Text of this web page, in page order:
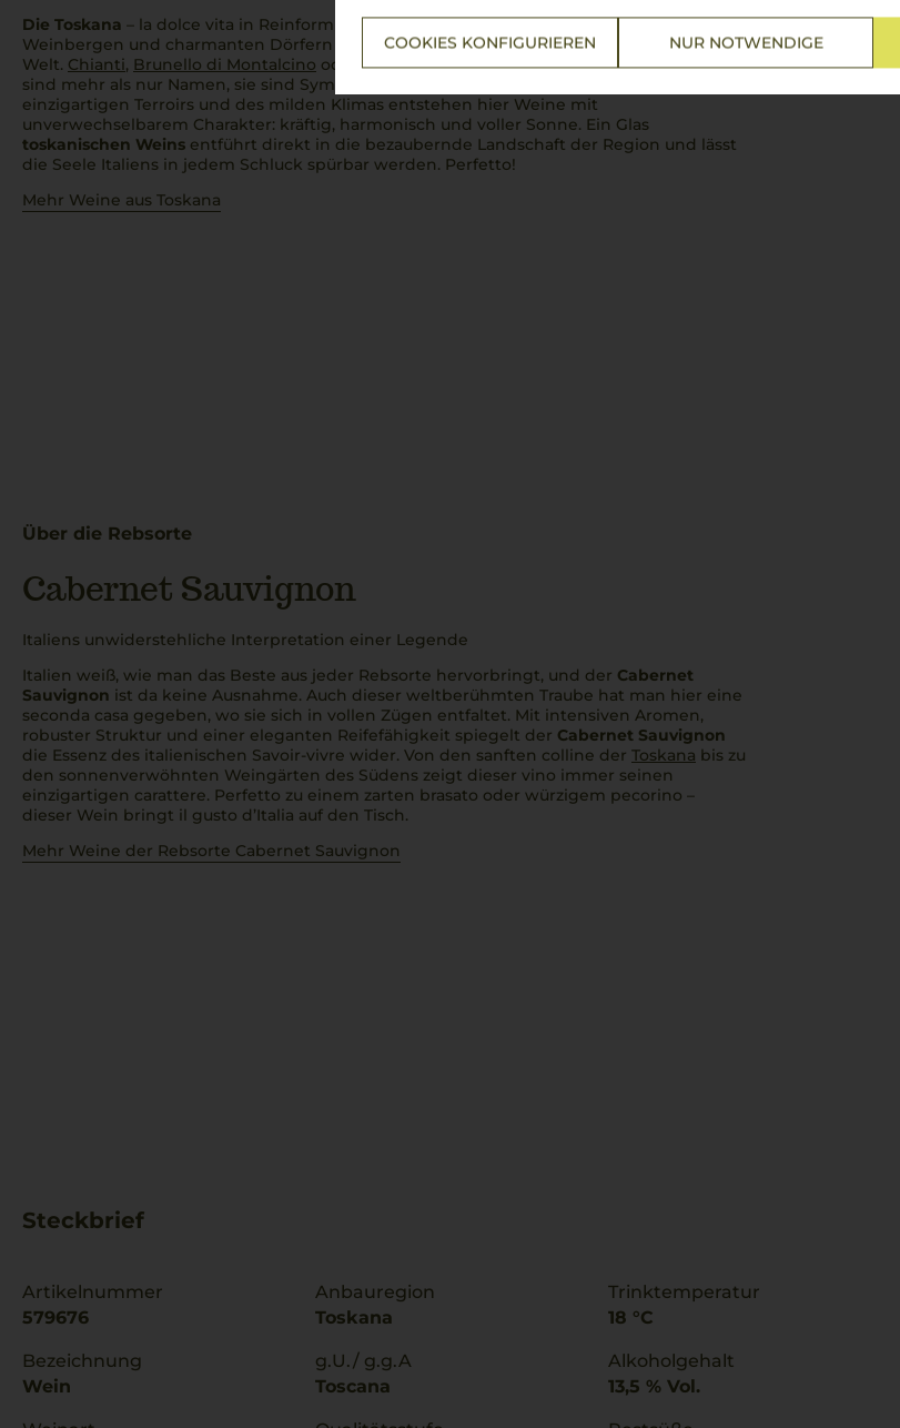
COOKIES KONFIGURIEREN NUR NOTWENDIGE
Die Toskana – la dolce vita in Reinform! Zwischen sanften Hügeln, malerischen
Weinbergen und charmanten Dörfern reifen hier einige der berühmtesten Weine der
Welt. Chianti, Brunello di Montalcino oderVino Nobile di Montepulciano– diese Weine
sind mehr als nur Namen, sie sind Symbole italienischen Genusses. Dank des
einzigartigen Terroirs und des milden Klimas entstehen hier Weine mit
unverwechselbarem Charakter: kräftig, harmonisch und voller Sonne. Ein Glas
toskanischen Weins entführt direkt in die bezaubernde Landschaft der Region und lässt
die Seele Italiens in jedem Schluck spürbar werden. Perfetto!
Mehr Weine aus Toskana
Über die Rebsorte
Cabernet Sauvignon
Italiens unwiderstehliche Interpretation einer Legende
Italien weiß, wie man das Beste aus jeder Rebsorte hervorbringt, und der Cabernet
Sauvignon ist da keine Ausnahme. Auch dieser weltberühmten Traube hat man hier eine
seconda casa gegeben, wo sie sich in vollen Zügen entfaltet. Mit intensiven Aromen,
robuster Struktur und einer eleganten Reifefähigkeit spiegelt der Cabernet Sauvignon
die Essenz des italienischen Savoir-vivre wider. Von den sanften colline der Toskana bis zu
den sonnenverwöhnten Weingärten des Südens zeigt dieser vino immer seinen
einzigartigen carattere. Perfetto zu einem zarten brasato oder würzigem pecorino –
dieser Wein bringt il gusto d’Italia auf den Tisch.
Mehr Weine der Rebsorte Cabernet Sauvignon
Steckbrief
Artikelnummer
579676
Bezeichnung
Wein
Anbauregion
Toskana
g.U./ g.g.A
Toscana
Trinktemperatur
18 °C
Alkoholgehalt
13,5 % Vol.